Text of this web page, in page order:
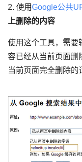
2. 使用Google公共
上删除的内容
使用这个工具，需要
容已经从当前页面删
当前页面完全删除的